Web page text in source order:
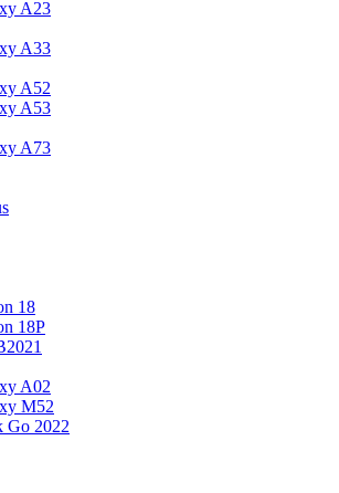
A23
A33
A52
A53
A73
18
18P
A02
M52
Go 2022